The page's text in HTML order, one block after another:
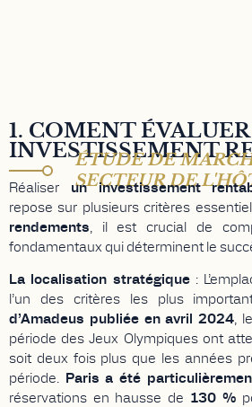
1. COMENT
INVESTISSEMENT
ÉTUDE DE
SECTEUR DE
Réaliser un investissement
repose sur plusieurs critères
rendements, il est crucial de
fondamentaux qui déterminent le
La localisation stratégique:
l’un des critères les plus
d’Amadeus publiée en avril 2024,
période des Jeux Olympiques ont
soit deux fois plus que les années
période.
Paris a été
réservations en hausse de 130 %